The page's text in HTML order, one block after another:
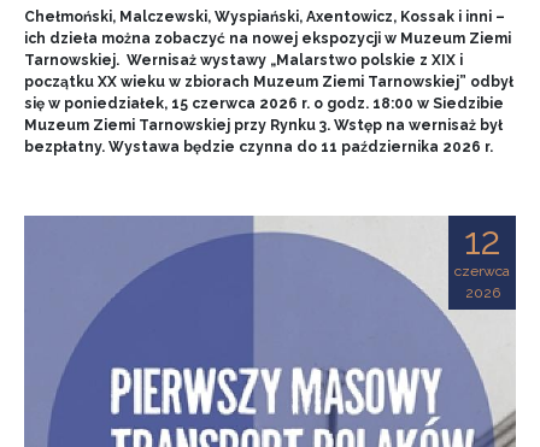
Chełmoński, Malczewski, Wyspiański, Axentowicz, Kossak i inni –
ich dzieła można zobaczyć na nowej ekspozycji w Muzeum Ziemi
Tarnowskiej. Wernisaż wystawy „Malarstwo polskie z XIX i
początku XX wieku w zbiorach Muzeum Ziemi Tarnowskiej” odbył
się w poniedziałek, 15 czerwca 2026 r. o godz. 18:00 w Siedzibie
Muzeum Ziemi Tarnowskiej przy Rynku 3. Wstęp na wernisaż był
bezpłatny. Wystawa będzie czynna do 11 października 2026 r.
12
czerwca
2026